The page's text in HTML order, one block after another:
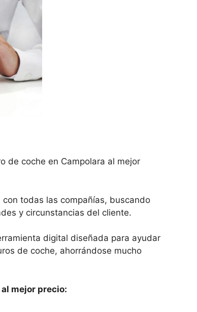
de coche en Campolara al mejor
todas las compañías, buscando
y circunstancias del cliente.
digital diseñada para ayudar
de coche, ahorrándose mucho
mejor precio: